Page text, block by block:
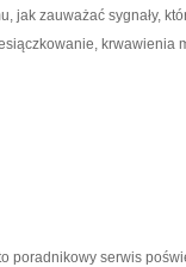
jak zauważać sygnały,
krwawienia
poradnikowy serwis